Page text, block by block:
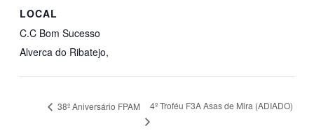
LOCAL
C.C Bom Sucesso
Alverca do Ribatejo,
38º Aniversário FPAM 4º Troféu F3A Asas de Mira (ADIADO)